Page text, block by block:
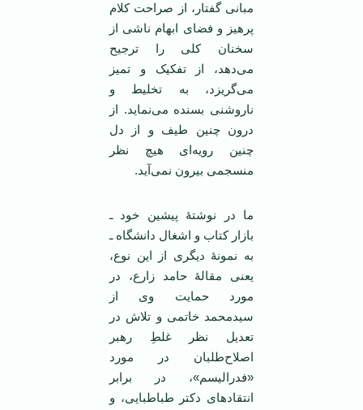
مبانی گفتار، از صراحت کلام
پرهیز و فضای ابهام ناشی از
سخنان کلی را ترجیح
می‌دهد، از تفکیک و تمیز
می‌گریزد، به تخلیط و
ناروشنی بسنده می‌نماید. از
درون چنین طیف و از دل
چنین رویه‌ای هیچ نظر
منسجمی بیرون نمی‌آید.
ما در نوشتۀ پیشین خود ـ
بازار کتاب و اشغال دانشگاه ـ
به نمونۀ دیگری از این نوع،
یعنی مقالۀ حامد زارع، در
مورد حمایت وی از
سیدمحمد خاتمی و تلاش در
تعدیل نظر غلطِ رهبر
اصلاح‌طلبان در مورد
«فدرالیسم»، در برابر
انتقادهای دکتر طباطبایی، و